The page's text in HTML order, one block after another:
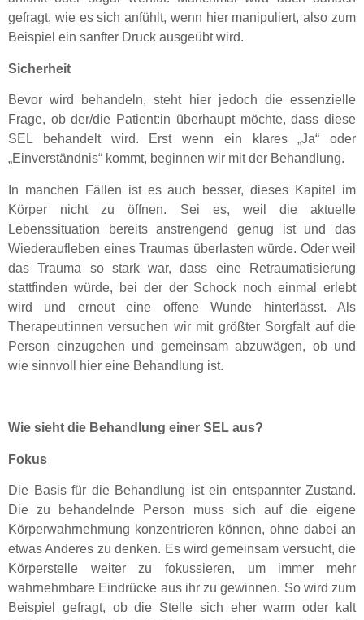
gefragt, wie es sich anfühlt, wenn hier manipuliert, also zum
Beispiel ein sanfter Druck ausgeübt wird.
Sicherheit
Bevor wird behandeln, steht hier jedoch die essenzielle
Frage, ob der/die Patient:in überhaupt möchte, dass diese
SEL behandelt wird. Erst wenn ein klares „Ja“ oder
„Einverständnis“ kommt, beginnen wir mit der Behandlung.
In manchen Fällen ist es auch besser, dieses Kapitel im
Körper nicht zu öffnen. Sei es, weil die aktuelle
Lebenssituation bereits anstrengend genug ist und das
Wiederaufleben eines Traumas überlasten würde. Oder weil
das Trauma so stark war, dass eine Retraumatisierung
stattfinden würde, bei der der Schock noch einmal erlebt
wird und erneut eine offene Wunde hinterlässt. Als
Therapeut:innen versuchen wir mit größter Sorgfalt auf die
Person einzugehen und gemeinsam abzuwägen, ob und
wie sinnvoll hier eine Behandlung ist.
Wie sieht die Behandlung einer SEL aus?
Fokus
Die Basis für die Behandlung ist ein entspannter Zustand.
Die zu behandelnde Person muss sich auf die eigene
Körperwahrnehmung konzentrieren können, ohne dabei an
etwas Anderes zu denken. Es wird gemeinsam versucht, die
Körperstelle weiter zu fokussieren, um immer mehr
wahrnehmbare Eindrücke aus ihr zu gewinnen. So wird zum
Beispiel gefragt, ob die Stelle sich eher warm oder kalt